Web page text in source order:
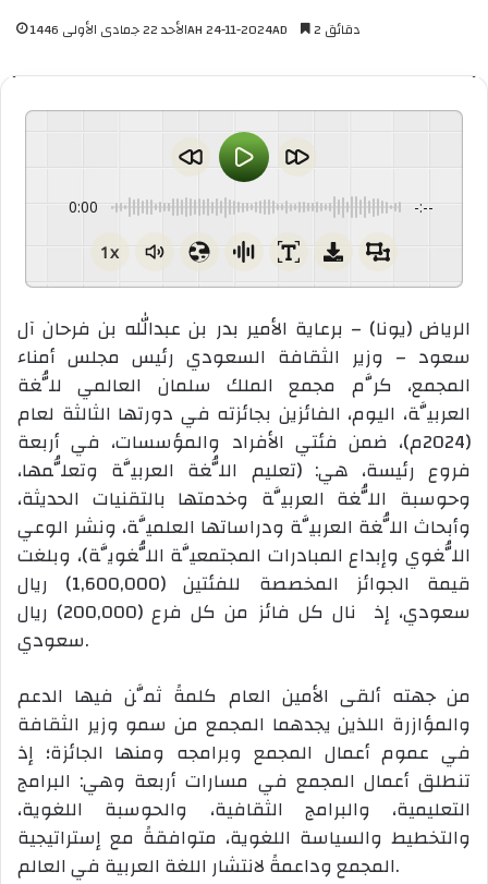
الأحد 22 جمادى الأولى 1446AH 24-11-2024AD 2 دقائق
0:00 -:--
1x
الرياض (يونا) – برعاية الأمير بدر بن عبدالله بن فرحان آل
سعود – وزير الثقافة السعودي رئيس مجلس أمناء
المجمع، كرَّم مجمع الملك سلمان العالمي للُّغة
العربيَّة، اليوم، الفائزين بجائزته في دورتها الثالثة لعام
(2024م)، ضمن فئتي الأفراد والمؤسسات، في أربعة
فروع رئيسة، هي: (تعليم اللُّغة العربيَّة وتعلُّمها،
وحوسبة اللُّغة العربيَّة وخدمتها بالتقنيات الحديثة،
وأبحاث اللُّغة العربيَّة ودراساتها العلميَّة، ونشر الوعي
اللُّغوي وإبداع المبادرات المجتمعيَّة اللُّغويَّة)، وبلغت
قيمة الجوائز المخصصة للفئتين (1,600,000) ريال
سعودي، إذ نال كل فائز من كل فرع (200,000) ريال
سعودي.
من جهته ألقى الأمين العام كلمةً ثمَّن فيها الدعم
والمؤازرة اللذين يجدهما المجمع من سمو وزير الثقافة
في عموم أعمال المجمع وبرامجه ومنها الجائزة؛ إذ
تنطلق أعمال المجمع في مسارات أربعة وهي: البرامج
التعليمية، والبرامج الثقافية، والحوسبة اللغوية،
والتخطيط والسياسة اللغوية، متوافقةً مع إستراتيجية
المجمع وداعمةً لانتشار اللغة العربية في العالم.